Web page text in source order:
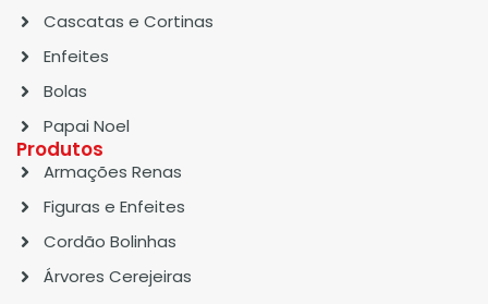
Cascatas e Cortinas
Enfeites
Bolas
Papai Noel
Produtos
Armações Renas
Figuras e Enfeites
Cordão Bolinhas
Árvores Cerejeiras